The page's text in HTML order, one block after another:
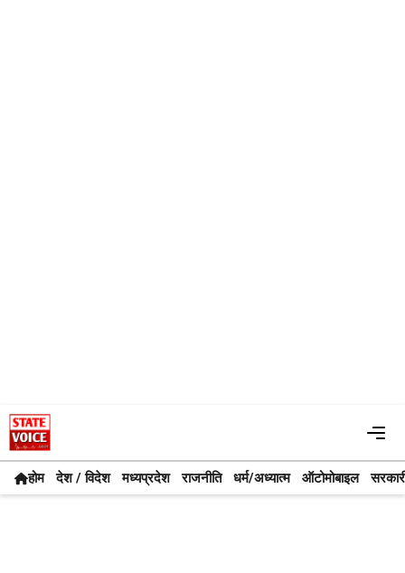
Skip
to
content
होम देश / विदेश मध्यप्रदेश राजनीति धर्म/अध्यात्म ऑटोमोबाइल